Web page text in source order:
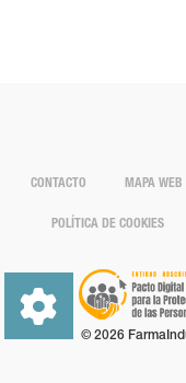
CONTACTO MAPA WEB
POLÍTICA DE COOKIES
© 2026